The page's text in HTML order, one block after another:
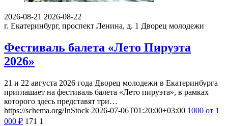
2026-08-21 2026-08-22
г. Екатеринбург, проспект Ленина, д. 1 Дворец молодежи
Фестиваль балета «Лето Пируэта
2026»
21 и 22 августа 2026 года Дворец молодежи в Екатеринбурга
приглашает на фестиваль балета «Лето пируэта», в рамках
которого здесь представят три…
https://schema.org/InStock 2026-07-06T01:20:00+03:00 1000 от 1
000 ₽ 171 1